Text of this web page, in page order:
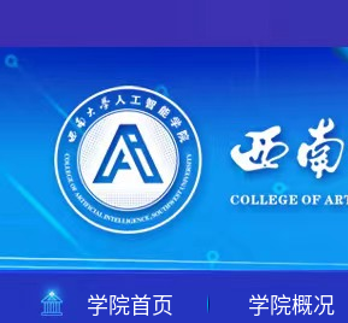
学院首页 学院概况